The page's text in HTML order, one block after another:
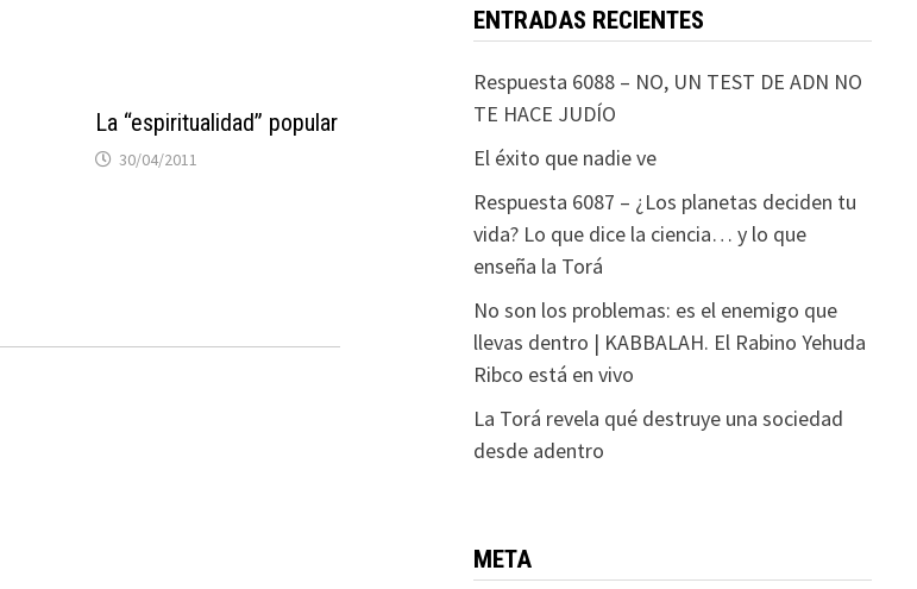
La “espiritualidad” popular
30/04/2011
ENTRADAS RECIENTES
Respuesta 6088 – NO, UN TEST DE ADN NO
TE HACE JUDÍO
El éxito que nadie ve
Respuesta 6087 – ¿Los planetas deciden tu
vida? Lo que dice la ciencia… y lo que
enseña la Torá
No son los problemas: es el enemigo que
llevas dentro | KABBALAH. El Rabino Yehuda
Ribco está en vivo
La Torá revela qué destruye una sociedad
desde adentro
META